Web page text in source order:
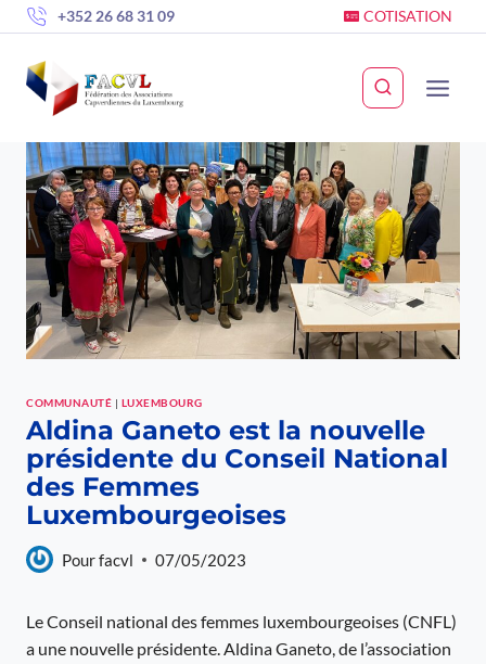
Skip
to
content
+352 26 68 31 09 COTISATION
COMMUNAUTÉ | LUXEMBOURG
Aldina Ganeto est la nouvelle
présidente du Conseil National
des Femmes
Luxembourgeoises
Pourfacvl 07/05/2023
Le Conseil national des femmes luxembourgeoises (CNFL)
a une nouvelle présidente. Aldina Ganeto, de l’association